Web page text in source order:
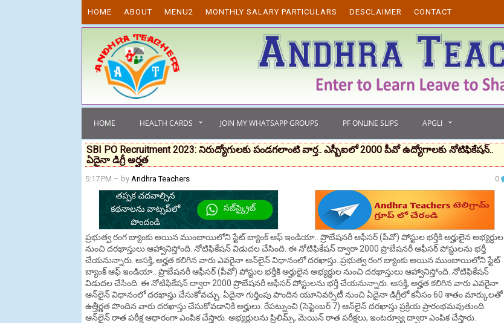
HOME ABOUT MENU2 MONTHLY SALARY PARTICULARS DESCLAIMER CONTACT
HOME HEALTH CARDS JOIN MY WHATSAPP GROUPS PF ONLINE SLIPS APGLI
SBI PO Recruitment 2023: నిరుద్యోగులకు పండగలాంటి వార్త.. ఎస్బీఐలో 2000 పీవో ఉద్యోగాలకు నోటిఫికేషన్‌..
ఏదైనా డిగ్రీ అర్హత
5:17 PM – by Andhra Teachers 0
ప్రభుత్వ రంగ బ్యాంకు అయిన ముంబాయిలోని స్టేట్‌ బ్యాంక్‌ ఆఫ్ ఇండియా.. ప్రొబేషనరీ ఆఫీసర్ (పీవో) పోస్టుల భర్తీకి అర్హులైన అభ్యర్ధుల
నుంచి దరఖాస్తులు ఆహ్వానిస్తోంది. నోటిఫికేషన్‌ విడుదల చేసింది. ఈ నోటిఫికేషన్‌ ద్వారా 2000 ప్రొబేషనరీ ఆఫీసర్ పోస్టులను భర్తీ
చేయనున్నారు. ఆసక్తి, అర్హత కలిగిన వారు ఎవరైనా ఆన్‌లైన్‌ విధానంలో దరఖాస్తు..ప్రభుత్వ రంగ బ్యాంకు అయిన ముంబాయిలోని స్టేట్‌
బ్యాంక్‌ ఆఫ్ ఇండియా.. ప్రొబేషనరీ ఆఫీసర్ (పీవో) పోస్టుల భర్తీకి అర్హులైన అభ్యర్ధుల నుంచి దరఖాస్తులు ఆహ్వానిస్తోంది. నోటిఫికేషన్‌
విడుదల చేసింది. ఈ నోటిఫికేషన్‌ ద్వారా 2000 ప్రొబేషనరీ ఆఫీసర్ పోస్టులను భర్తీ చేయనున్నారు. ఆసక్తి, అర్హత కలిగిన వారు ఎవరైనా
ఆన్‌లైన్‌ విధానంలో దరఖాస్తు చేసుకోవచ్చు. ఏదైనా గుర్తింపు పొందిన యూనివర్సిటీ నుంచి ఏదైనా డిగ్రీలో కనీసం 60 శాతం మార్కులతో
ఉత్తీర్ణత పొందిన వారు దరఖాస్తు చేసుకోవడానికి అర్హులు. రేపట్నుంచి (సెప్టెంబర్‌ 7) ఆన్‌లైన్‌ దరఖాస్తు ప్రక్రియ ప్రారంభమవుతుంది.
ఆన్‌లైన్‌ రాత పరీక్ష ఆధారంగా ఎంపిక చేస్తారు. అభ్యర్థులను ప్రిలిమ్స్, మెయిన్ రాత పరీక్షలు, ఇంటర్వ్యూ ద్వారా ఎంపిక చేస్తారు.